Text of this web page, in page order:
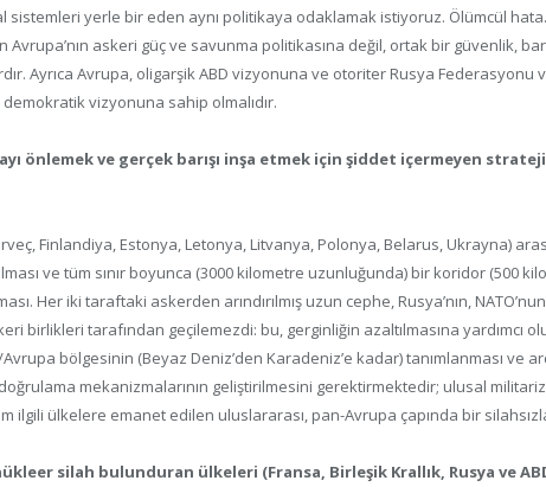
sistemleri yerle bir eden aynı politikaya odaklamak istiyoruz. Ölümcül
askeri güç ve savunma politikasına değil, ortak bir güvenlik,
Ayrıca Avrupa, oligarşik ABD vizyonuna ve otoriter Rusya Federasyonu
vizyonuna sahip olmalıdır.
önlemek ve gerçek barışı inşa etmek için şiddet içermeyen
Finlandiya, Estonya, Letonya, Litvanya, Polonya, Belarus, Ukrayna)
ve tüm sınır boyunca (3000 kilometre uzunluğunda) bir koridor (500
Her iki taraftaki askerden arındırılmış uzun cephe, Rusya’nın,
birlikleri tarafından geçilemezdi: bu, gerginliğin azaltılmasına yardımcı
Avrupa bölgesinin (Beyaz Deniz’den Karadeniz’e kadar) tanımlanması ve
mekanizmalarının geliştirilmesini gerektirmektedir; ulusal
ilgili ülkelere emanet edilen uluslararası, pan-Avrupa çapında bir
silah bulunduran ülkeleri (Fransa, Birleşik Krallık, Rusya ve